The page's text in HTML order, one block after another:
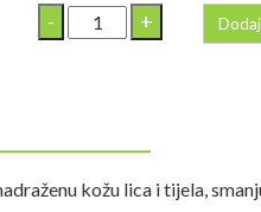
kožu lica i tijela,